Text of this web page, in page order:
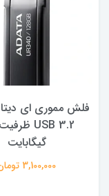
گیگابایت
3,100,000 تومان